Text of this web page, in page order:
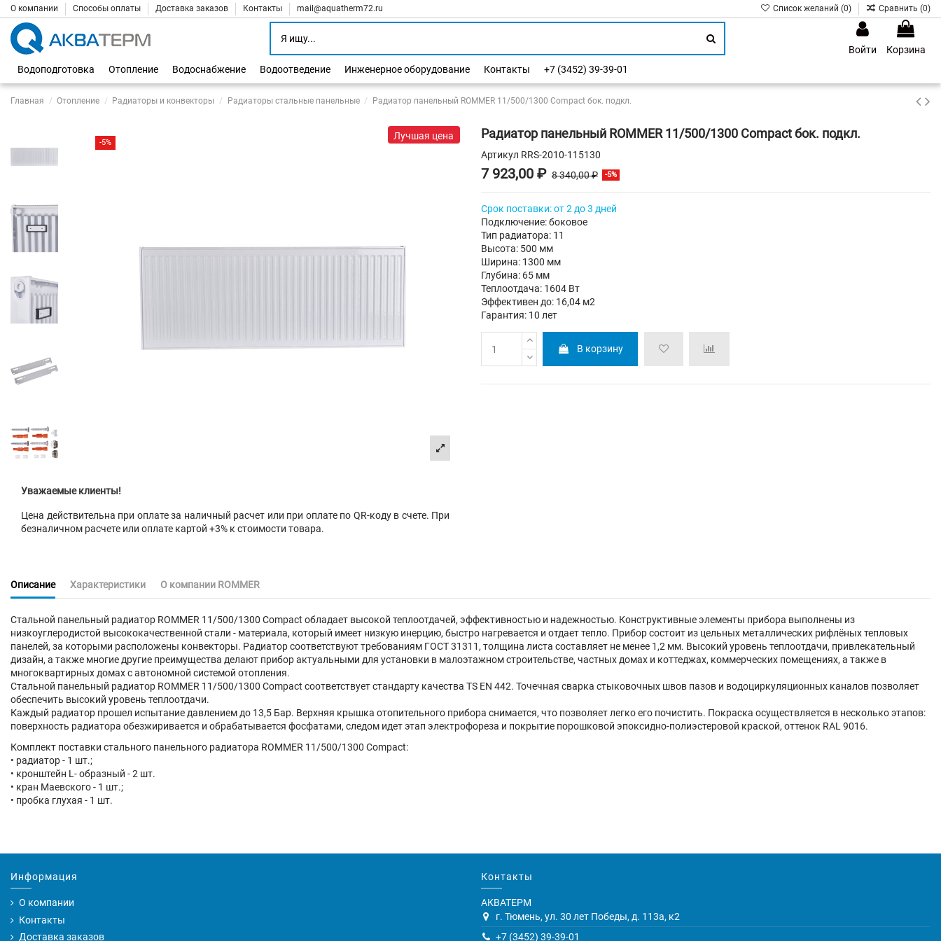
О компании Способы оплаты Доставка заказов Контакты mail@aquatherm72.ru Список желаний (0) Сравнить (0)
Войти
Корзина
Водоподготовка
Отопление Водоснабжение Водоотведение Инженерное оборудование Контакты +7 (3452) 39-39-01
Главная Отопление Радиаторы и конвекторы Радиаторы стальные панельные Радиатор панельный ROMMER 11/500/1300 Compact бок. подкл.
-5%
Лучшая цена
Уважаемые клиенты!
Цена действительна при оплате за наличный расчет или при оплате по QR-коду в счете. При
безналичном расчете или оплате картой +3% к стоимости товара.
Радиатор панельный ROMMER 11/500/1300 Compact бок. подкл.
Артикул RRS-2010-115130
7 923,00 ₽ 8 340,00 ₽ -5%
Срок поставки: от 2 до 3 дней
Подключение: боковое
Тип радиатора: 11
Высота: 500 мм
Ширина: 1300 мм
Глубина: 65 мм
Теплоотдача: 1604 Вт
Эффективен до: 16,04 м2
Гарантия: 10 лет
В корзину
Описание Характеристики О компании ROMMER
Стальной панельный радиатор ROMMER 11/500/1300 Compact обладает высокой теплоотдачей, эффективностью и надежностью. Конструктивные элементы прибора выполнены из
низкоуглеродистой высококачественной стали - материала, который имеет низкую инерцию, быстро нагревается и отдает тепло. Прибор состоит из цельных металлических рифлёных тепловых
панелей, за которыми расположены конвекторы. Радиатор соответствуют требованиям ГОСТ 31311, толщина листа составляет не менее 1,2 мм. Высокий уровень теплоотдачи, привлекательный
дизайн, а также многие другие преимущества делают прибор актуальными для установки в малоэтажном строительстве, частных домах и коттеджах, коммерческих помещениях, а также в
многоквартирных домах с автономной системой отопления.
Стальной панельный радиатор ROMMER 11/500/1300 Compact соответствует стандарту качества TS EN 442. Точечная сварка стыковочных швов пазов и водоциркуляционных каналов позволяет
обеспечить высокий уровень теплоотдачи.
Каждый радиатор прошел испытание давлением до 13,5 Бар. Верхняя крышка отопительного прибора снимается, что позволяет легко его почистить. Покраска осуществляется в несколько этапов:
поверхность радиатора обезжиривается и обрабатывается фосфатами, следом идет этап электрофореза и покрытие порошковой эпоксидно-полиэстеровой краской, оттенок RAL 9016.
Комплект поставки стального панельного радиатора ROMMER 11/500/1300 Compact:
• радиатор - 1 шт.;
• кронштейн L- образный - 2 шт.
• кран Маевского - 1 шт.;
• пробка глухая - 1 шт.
Информация
О компании
Контакты
Доставка заказов
Контакты
АКВАТЕРМ
г. Тюмень, ул. 30 лет Победы, д. 113а, к2
+7 (3452) 39-39-01